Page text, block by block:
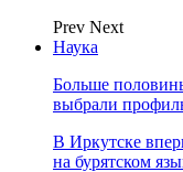
Prev Next
Наука
Больше
выбрали
В Иркутске
на бурятском